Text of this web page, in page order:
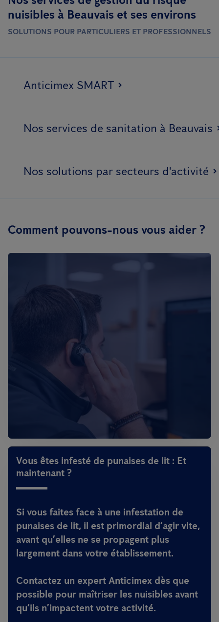
nuisibles à Beauvais et ses environs
SOLUTIONS POUR PARTICULIERS ET PROFESSIONNELS
Anticimex SMART
Nos services de sanitation à Beauvais
Nos solutions par secteurs d'activité
Comment pouvons-nous vous aider ?
Vous êtes infesté de punaises de lit : Et
maintenant ?
Si vous faites face à une infestation de
punaises de lit, il est primordial d’agir vite,
avant qu’elles ne se propagent plus
largement dans votre établissement.
Contactez un expert Anticimex dès que
possible pour maîtriser les nuisibles avant
qu’ils n’impactent votre activité.